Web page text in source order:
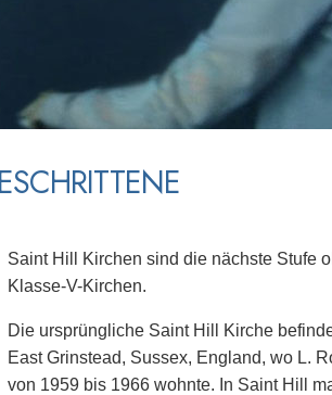
Saint Hill Kirchen sind die nächste Stufe
Klasse-V-Kirchen.
Die ursprüngliche Saint Hill Kirche
East Grinstead, Sussex, England, wo L.
von 1959 bis 1966 wohnte. In Saint Hill